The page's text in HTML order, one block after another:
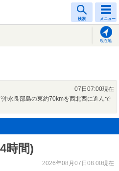
検索 メニュー
現在地
07日07:00現在
永良部島の東約70kmを西北西に進んで
時間)
2026年08月07日08:00現在